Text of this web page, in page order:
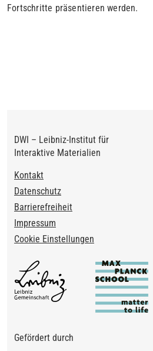
Fortschritte präsentieren werden.
DWI – Leibniz-Institut für
Interaktive Materialien
Footer
Kontakt
Datenschutz
Barrierefreiheit
Impressum
Cookie Einstellungen
Gefördert durch